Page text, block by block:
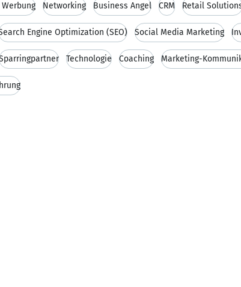
Networking Business Angel CRM Retail
Engine Optimization (SEO) Social Media Marketing
Technologie Coaching Marketing-